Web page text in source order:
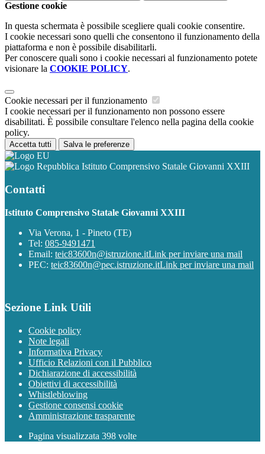
Gestione cookie
In questa schermata è possibile scegliere quali cookie consentire.
I cookie necessari sono quelli che consentono il funzionamento della
piattaforma e non è possibile disabilitarli.
Per conoscere quali sono i cookie necessari al funzionamento potete
visionare la COOKIE POLICY.
Cookie necessari per il funzionamento
I cookie necessari per il funzionamento non possono essere
disabilitati. È possibile consultare l'elenco nella pagina della cookie
policy.
Accetta tutti Salva le preferenze
Istituto Comprensivo Statale Giovanni XXIII
Contatti
Istituto Comprensivo Statale Giovanni XXIII
Via Verona, 1 - Pineto (TE)
Tel: 085-9491471
Email: teic83600n@istruzione.itLink per inviare una mail
PEC: teic83600n@pec.istruzione.itLink per inviare una mail
Sezione Link Utili
Cookie policy
Note legali
Informativa Privacy
Ufficio Relazioni con il Pubblico
Dichiarazione di accessibilità
Obiettivi di accessibilità
Whistleblowing
Gestione consensi cookie
Amministrazione trasparente
Pagina visualizzata 398 volte